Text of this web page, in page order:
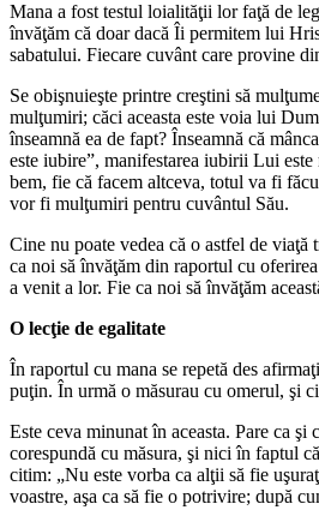
Mana a fost testul loialităţii lor faţă de
învăţăm că doar dacă Îi permitem lui
sabatului. Fiecare cuvânt care provine
Se obişnuieşte printre creştini să
mulţumiri; căci aceasta este voia lui
înseamnă ea de fapt? Înseamnă că
este iubire”, manifestarea iubirii Lui
bem, fie că facem altceva, totul va fi
vor fi mulţumiri pentru cuvântul Său.
Cine nu poate vedea că o astfel de
ca noi să învăţăm din raportul cu
a venit a lor. Fie ca noi să învăţăm
O lecţie de egalitate
În raportul cu mana se repetă des
puţin. În urmă o măsurau cu omerul, şi
Este ceva minunat în aceasta. Pare ca
corespundă cu măsura, şi nici în faptul
citim: „Nu este vorba ca alţii să fie
voastre, aşa ca să fie o potrivire; după